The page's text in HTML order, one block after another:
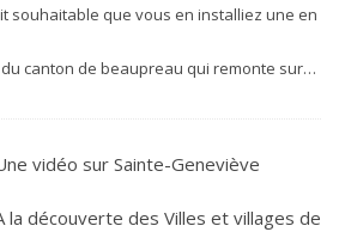
souhaitable que vous en installiez une en
canton de beaupreau qui remonte sur…
vidéo sur Sainte-Geneviève
la découverte des Villes et villages de